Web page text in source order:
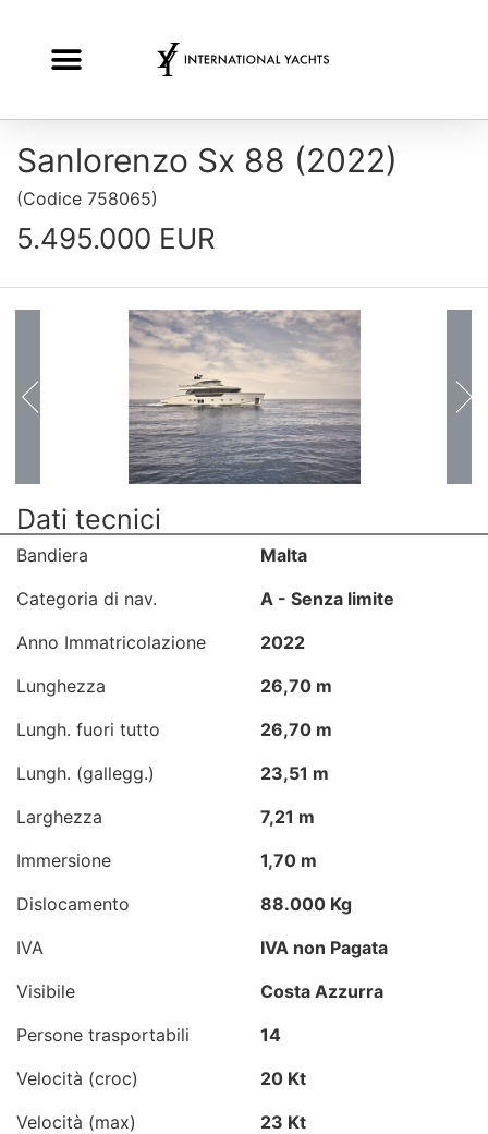
Sanlorenzo Sx 88 (2022)
(Codice 758065)
5.495.000 EUR
Dati tecnici
Bandiera
Malta
Categoria di nav.
A - Senza limite
Anno Immatricolazione
2022
Lunghezza
26,70 m
Lungh. fuori tutto
26,70 m
Lungh. (gallegg.)
23,51 m
Larghezza
7,21 m
Immersione
1,70 m
Dislocamento
88.000 Kg
IVA
IVA non Pagata
Visibile
Costa Azzurra
Persone trasportabili
14
Velocità (croc)
20 Kt
Velocità (max)
23 Kt